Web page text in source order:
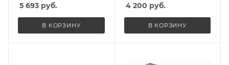
5 693 руб.
В КОРЗИНУ
4 200 руб.
В КОРЗИНУ